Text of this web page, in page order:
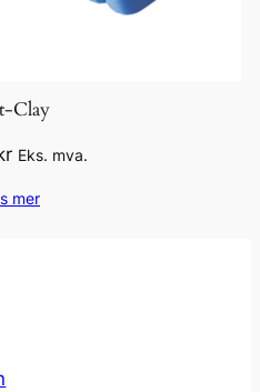
Clay
Eks. mva.
mer